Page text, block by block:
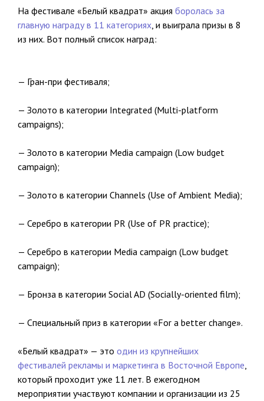
На фестивале «Белый квадрат» акция боролась за
главную награду в 11 категориях, и выиграла призы в 8
из них. Вот полный список наград:
— Гран-при фестиваля;
— Золото в категории Integrated (Multi-platform
campaigns);
— Золото в категории Media campaign (Low budget
campaign);
— Золото в категории Channels (Use of Ambient Media);
— Серебро в категории PR (Use of PR practice);
— Серебро в категории Media campaign (Low budget
campaign);
— Бронза в категории Social AD (Socially-oriented film);
— Специальный приз в категории «For a better change».
«Белый квадрат» — это один из крупнейших
фестивалей рекламы и маркетинга в Восточной Европе,
который проходит уже 11 лет. В ежегодном
мероприятии участвуют компании и организации из 25